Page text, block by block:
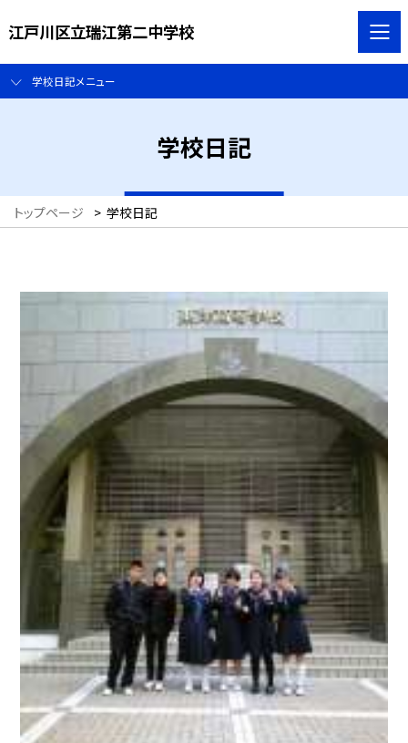
江戸川区立瑞江第二中学校
学校日記メニュー
学校日記
トップページ > 学校日記